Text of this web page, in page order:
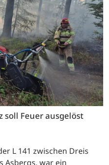
soll Feuer ausgelöst
L 141 zwischen Dreis
Asbergs, war ein